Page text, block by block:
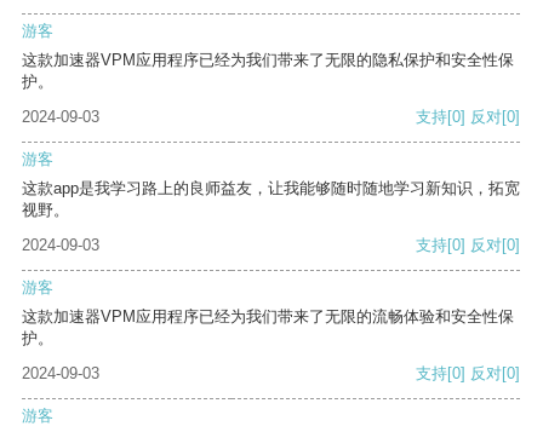
游客
这款加速器VPM应用程序已经为我们带来了无限的隐私保护和安全性保
护。
2024-09-03
支持[0] 反对[0]
游客
这款app是我学习路上的良师益友，让我能够随时随地学习新知识，拓宽
视野。
2024-09-03
支持[0] 反对[0]
游客
这款加速器VPM应用程序已经为我们带来了无限的流畅体验和安全性保
护。
2024-09-03
支持[0] 反对[0]
游客